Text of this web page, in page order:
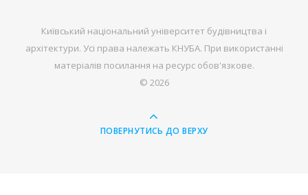
Київський національний університет будівництва і
архітектури. Усі права належать КНУБА. При використанні
матеріалів посилання на ресурс обов'язкове.
© 2026
ПОВЕРНУТИСЬ ДО ВЕРХУ